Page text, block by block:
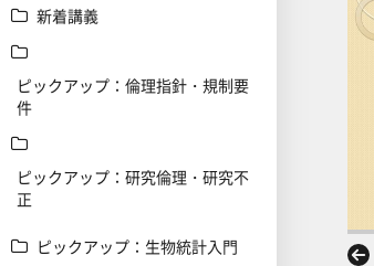
新着講義
ピックアップ：倫理指針・規制要
件
ピックアップ：研究倫理・研究不
正
ピックアップ：生物統計入門